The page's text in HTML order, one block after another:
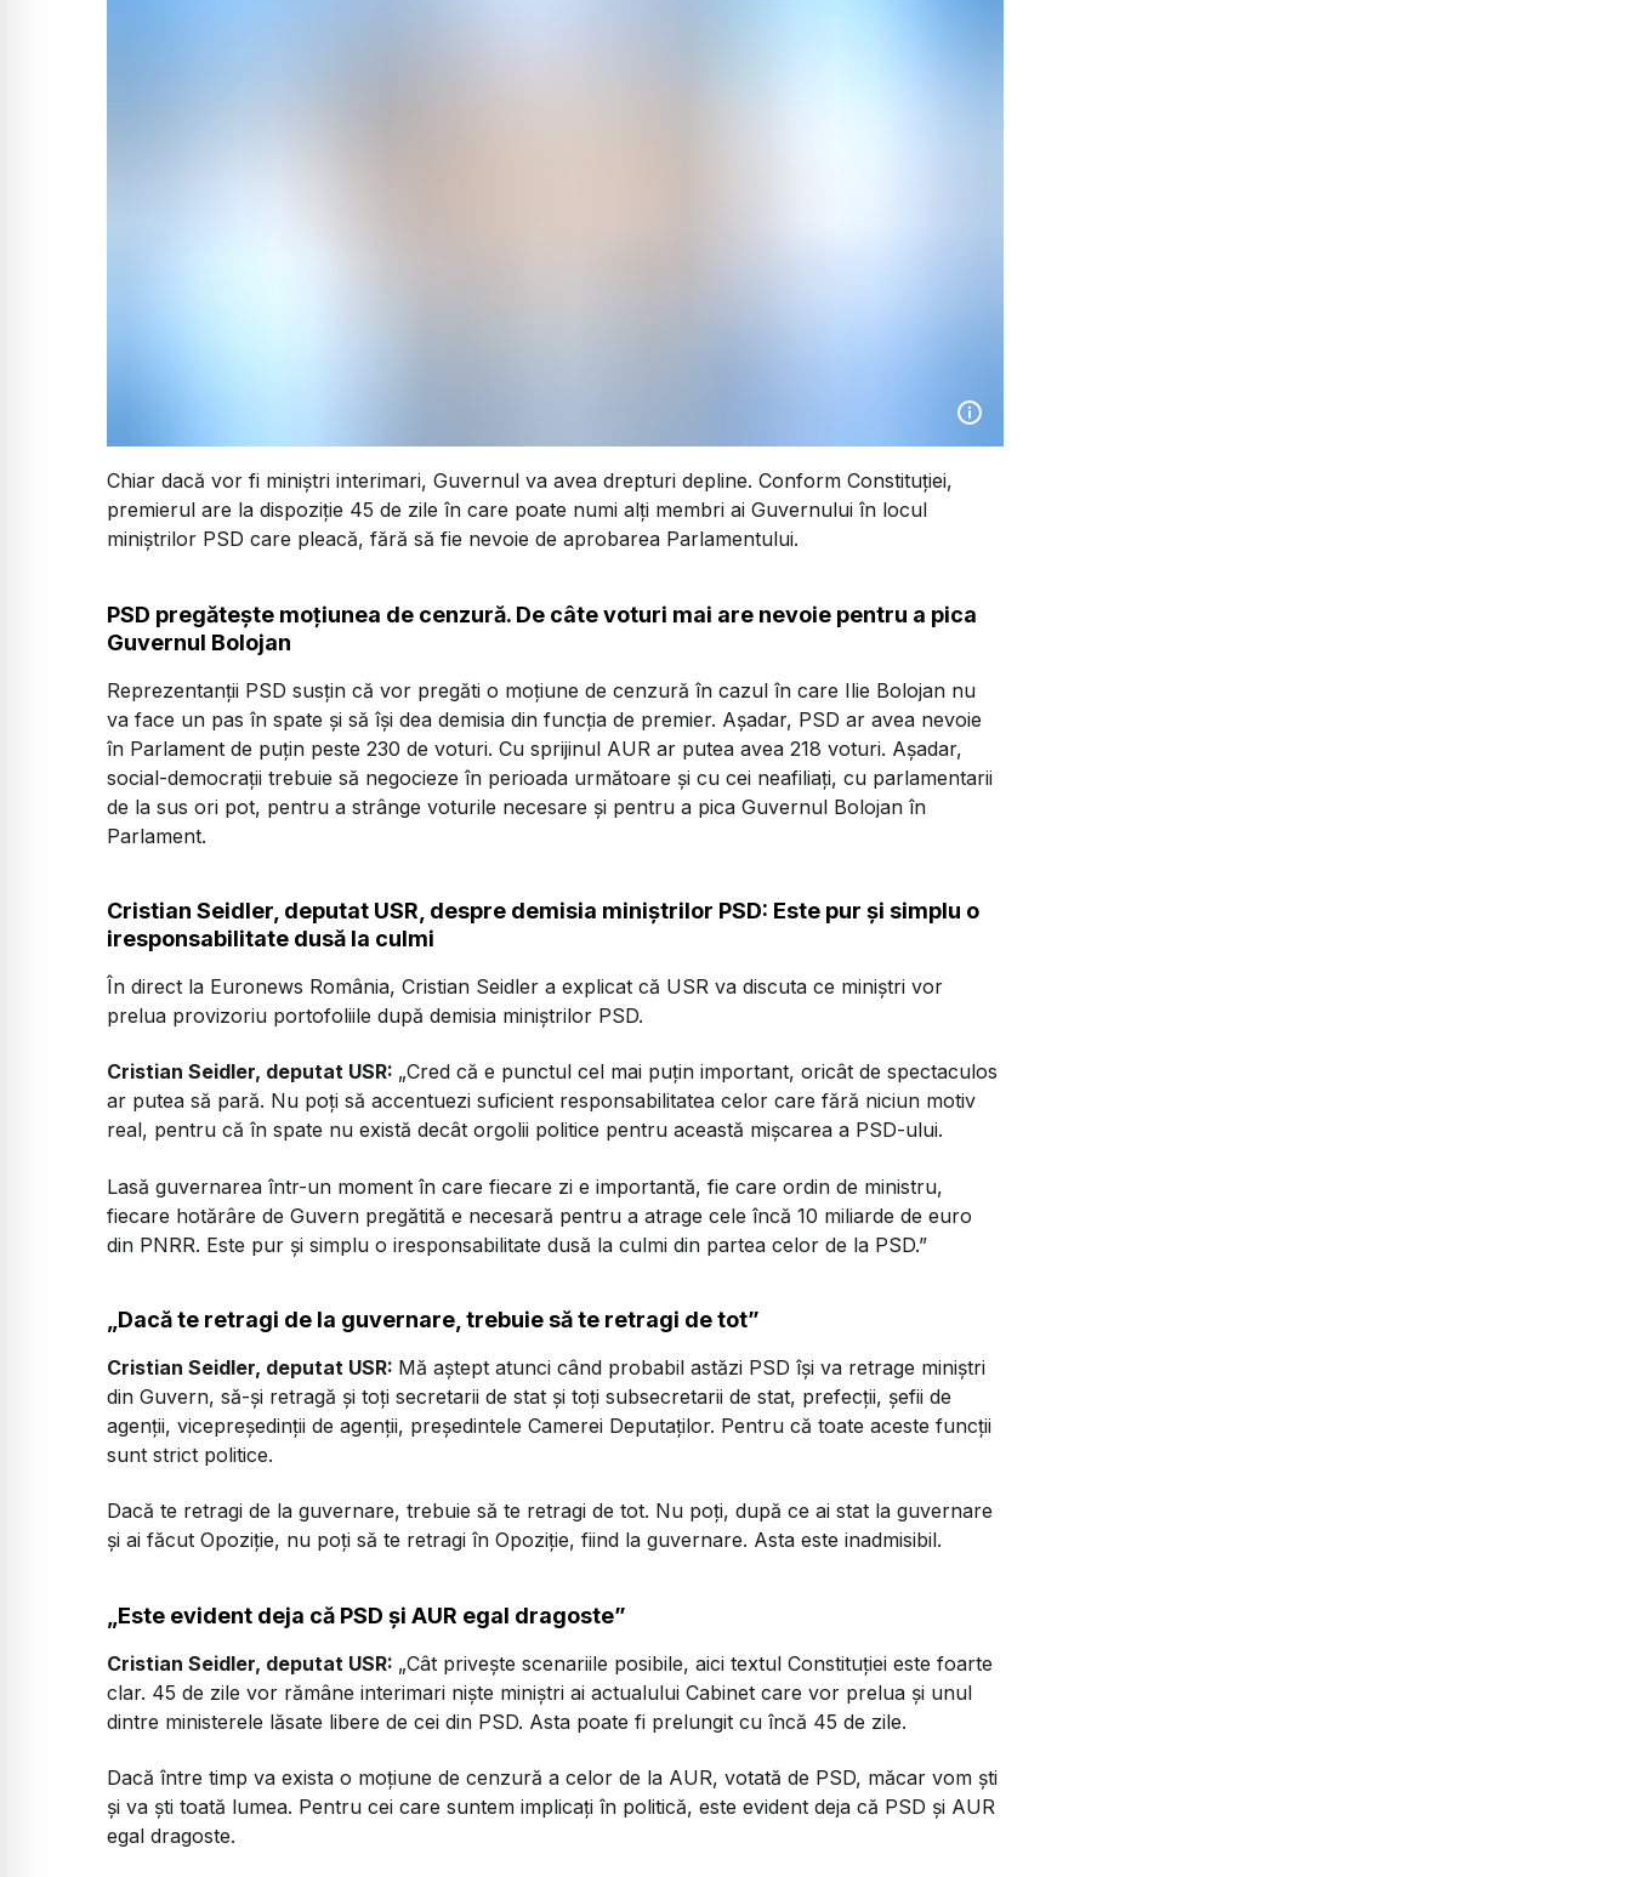
Chiar dacă vor fi miniștri interimari, Guvernul va avea drepturi depline. Conform Constituției,
premierul are la dispoziție 45 de zile în care poate numi alți membri ai Guvernului în locul
miniștrilor PSD care pleacă, fără să fie nevoie de aprobarea Parlamentului.
PSD pregătește moțiunea de cenzură. De câte voturi mai are nevoie pentru a pica
Guvernul Bolojan
Reprezentanții PSD susțin că vor pregăti o moțiune de cenzură în cazul în care Ilie Bolojan nu
va face un pas în spate și să își dea demisia din funcția de premier. Așadar, PSD ar avea nevoie
în Parlament de puțin peste 230 de voturi. Cu sprijinul AUR ar putea avea 218 voturi. Așadar,
social-democrații trebuie să negocieze în perioada următoare și cu cei neafiliați, cu parlamentarii
de la sus ori pot, pentru a strânge voturile necesare și pentru a pica Guvernul Bolojan în
Parlament.
Cristian Seidler, deputat USR, despre demisia miniștrilor PSD: Este pur și simplu o
iresponsabilitate dusă la culmi
În direct la Euronews România, Cristian Seidler a explicat că USR va discuta ce miniștri vor
prelua provizoriu portofoliile după demisia miniștrilor PSD.
Cristian Seidler, deputat USR: „Cred că e punctul cel mai puțin important, oricât de spectaculos
ar putea să pară. Nu poți să accentuezi suficient responsabilitatea celor care fără niciun motiv
real, pentru că în spate nu există decât orgolii politice pentru această mișcarea a PSD-ului.
Lasă guvernarea într-un moment în care fiecare zi e importantă, fie care ordin de ministru,
fiecare hotărâre de Guvern pregătită e necesară pentru a atrage cele încă 10 miliarde de euro
din PNRR. Este pur și simplu o iresponsabilitate dusă la culmi din partea celor de la PSD.”
„Dacă te retragi de la guvernare, trebuie să te retragi de tot”
Cristian Seidler, deputat USR: Mă aștept atunci când probabil astăzi PSD își va retrage miniștri
din Guvern, să-și retragă și toți secretarii de stat și toți subsecretarii de stat, prefecții, șefii de
agenții, vicepreședinții de agenții, președintele Camerei Deputaților. Pentru că toate aceste funcții
sunt strict politice.
Dacă te retragi de la guvernare, trebuie să te retragi de tot. Nu poți, după ce ai stat la guvernare
și ai făcut Opoziție, nu poți să te retragi în Opoziție, fiind la guvernare. Asta este inadmisibil.
„Este evident deja că PSD și AUR egal dragoste”
Cristian Seidler, deputat USR: „Cât privește scenariile posibile, aici textul Constituției este foarte
clar. 45 de zile vor rămâne interimari niște miniștri ai actualului Cabinet care vor prelua și unul
dintre ministerele lăsate libere de cei din PSD. Asta poate fi prelungit cu încă 45 de zile.
Dacă între timp va exista o moțiune de cenzură a celor de la AUR, votată de PSD, măcar vom ști
și va ști toată lumea. Pentru cei care suntem implicați în politică, este evident deja că PSD și AUR
egal dragoste.